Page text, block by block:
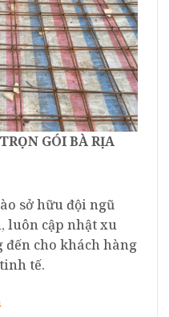
GÓI BÀ RỊA
sở hữu đội ngũ
luôn cập nhật xu
đến cho khách hàng
tế.